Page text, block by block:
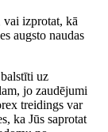
vai izprotat, kā
augsto naudas
uz
jo zaudējumi
treidings var
ka Jūs saprotat